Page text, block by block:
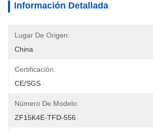
Información Detallada
Lugar De Origen:
China
Certificación:
CE/SGS
Número De Modelo:
ZF15K4E-TFD-556